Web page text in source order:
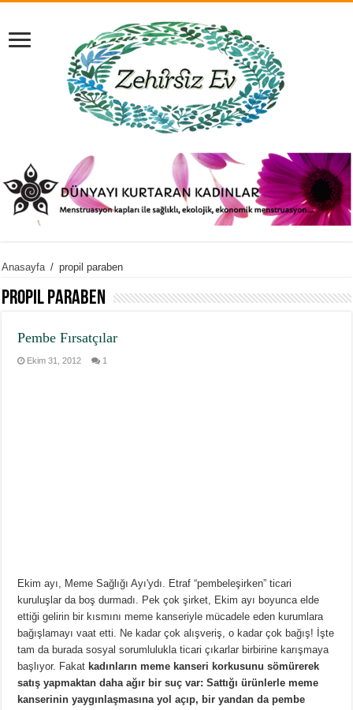
Anasayfa / propil paraben
propil paraben
Pembe Fırsatçılar
Ekim 31, 2012 1
Ekim ayı, Meme Sağlığı Ayı'ydı. Etraf “pembeleşirken” ticari
kuruluşlar da boş durmadı. Pek çok şirket, Ekim ayı boyunca elde
ettiği gelirin bir kısmını meme kanseriyle mücadele eden kurumlara
bağışlamayı vaat etti. Ne kadar çok alışveriş, o kadar çok bağış! İşte
tam da burada sosyal sorumlulukla ticari çıkarlar birbirine karışmaya
başlıyor. Fakat kadınların meme kanseri korkusunu sömürerek
satış yapmaktan daha ağır bir suç var: Sattığı ürünlerle meme
kanserinin yaygınlaşmasına yol açıp, bir yandan da pembe